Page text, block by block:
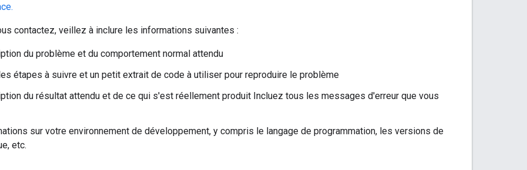
contactez, veillez à inclure les informations suivantes :
du problème et du comportement normal attendu
étapes à suivre et un petit extrait de code à utiliser pour reproduire le problème
du résultat attendu et de ce qui s'est réellement produit Incluez tous les messages d'erreur que vous
sur votre environnement de développement, y compris le langage de programmation, les versions de
etc.